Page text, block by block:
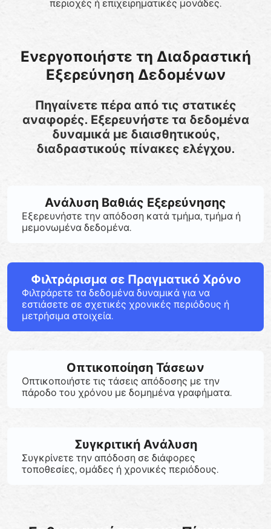
περιοχές ή επιχειρηματικές μονάδες.
Ενεργοποιήστε τη Διαδραστική
Εξερεύνηση Δεδομένων
Πηγαίνετε πέρα από τις στατικές
αναφορές. Εξερευνήστε τα δεδομένα
δυναμικά με διαισθητικούς,
διαδραστικούς πίνακες ελέγχου.
Ανάλυση Βαθιάς Εξερεύνησης
Εξερευνήστε την απόδοση κατά τμήμα, τμήμα ή
μεμονωμένα δεδομένα.
Φιλτράρισμα σε Πραγματικό Χρόνο
Φιλτράρετε τα δεδομένα δυναμικά για να
εστιάσετε σε σχετικές χρονικές περιόδους ή
μετρήσιμα στοιχεία.
Οπτικοποίηση Τάσεων
Οπτικοποιήστε τις τάσεις απόδοσης με την
πάροδο του χρόνου με δομημένα γραφήματα.
Συγκριτική Ανάλυση
Συγκρίνετε την απόδοση σε διάφορες
τοποθεσίες, ομάδες ή χρονικές περιόδους.